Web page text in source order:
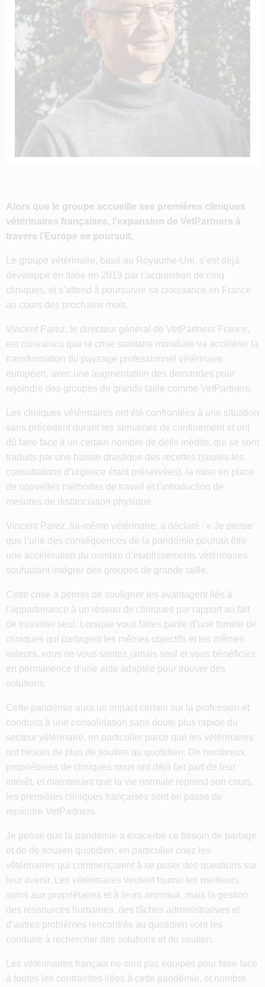
Alors que le groupe accueille ses premières cliniques
vétérinaires françaises, l’expansion de VetPartners à
travers l’Europe se poursuit.
Le groupe vétérinaire, basé au Royaume-Uni, s’est déjà
développé en Italie en 2019 par l’acquisition de cinq
cliniques, et s’attend à poursuivre sa croissance en France
au cours des prochains mois.
Vincent Parez, le directeur général de VetPartners France,
est convaincu que la crise sanitaire mondiale va accélérer la
transformation du paysage professionnel vétérinaire
européen, avec une augmentation des demandes pour
rejoindre des groupes de grande taille comme VetPartners.
Les cliniques vétérinaires ont été confrontées à une situation
sans précédent durant les semaines de confinement et ont
dû faire face à un certain nombre de défis inédits, qui se sont
traduits par une baisse drastique des recettes (seules les
consultations d’urgence étant préservées), la mise en place
de nouvelles méthodes de travail et l’introduction de
mesures de distanciation physique.
Vincent Parez, lui-même vétérinaire, a déclaré : « Je pense
que l’une des conséquences de la pandémie pourrait être
une accélération du nombre d’établissements vétérinaires
souhaitant intégrer des groupes de grande taille.
Cette crise a permis de souligner les avantagent liés à
l’appartenance à un réseau de cliniques par rapport au fait
de travailler seul. Lorsque vous faites partie d’une famille de
cliniques qui partagent les mêmes objectifs et les mêmes
valeurs, vous ne vous sentez jamais seul et vous bénéficiez
en permanence d’une aide adaptée pour trouver des
solutions.
Cette pandémie aura un impact certain sur la profession et
conduira à une consolidation sans doute plus rapide du
secteur vétérinaire, en particulier parce que les vétérinaires
ont besoin de plus de soutien au quotidien. De nombreux
propriétaires de cliniques nous ont déjà fait part de leur
intérêt, et maintenant que la vie normale reprend son cours,
les premières cliniques françaises sont en passe de
rejoindre VetPartners.
Je pense que la pandémie a exacerbé ce besoin de partage
et de de soutien quotidien, en particulier chez les
vétérinaires qui commençaient à se poser des questions sur
leur avenir. Les vétérinaires veulent fournir les meilleurs
soins aux propriétaires et à leurs animaux, mais la gestion
des ressources humaines, des tâches administratives et
d’autres problèmes rencontrés au quotidien vont les
conduire à rechercher des solutions et du soutien.
Les vétérinaires français ne sont pas équipés pour faire face
à toutes les contraintes liées à cette pandémie, et nombre